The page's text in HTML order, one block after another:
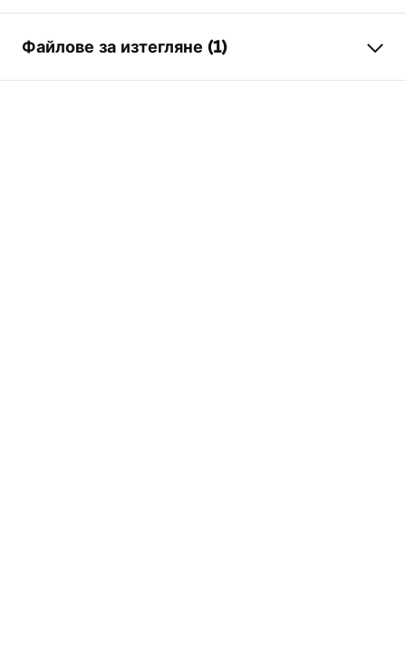
Тип на сифона
оборотен 360 градуса
Дължина на сифона (cm)
90
Файлове за изтегляне (1)